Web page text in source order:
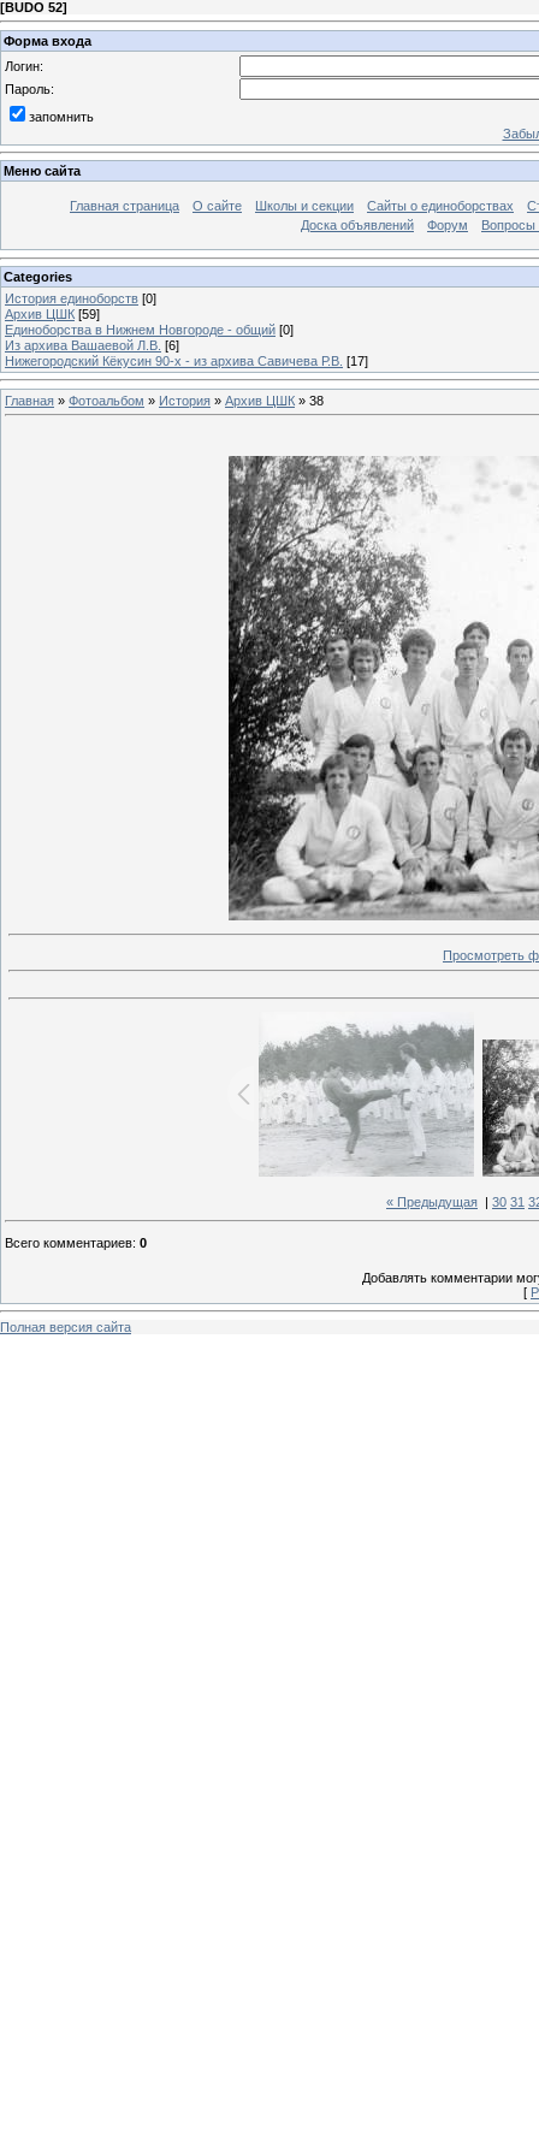
[BUDO 52]
Форма входа
Логин:
Пароль:
запомнить
Меню сайта
Главная страница О сайте Школы и секции Сайты о единоборствах
Доска объявлений
Форум Вопросы
Categories
История единоборств [0]
Архив ЦШК [59]
Единоборства в Нижнем Новгороде - общий [0]
Из архива Вашаевой Л.В. [6]
Нижегородский Кёкусин 90-х - из архива Савичева Р.В. [17]
Главная » Фотоальбом » История » Архив ЦШК » 38
Просмотреть
« Предыдущая 30 31
Всего комментариев: 0
Добавлять комментарии
[
Полная версия сайта